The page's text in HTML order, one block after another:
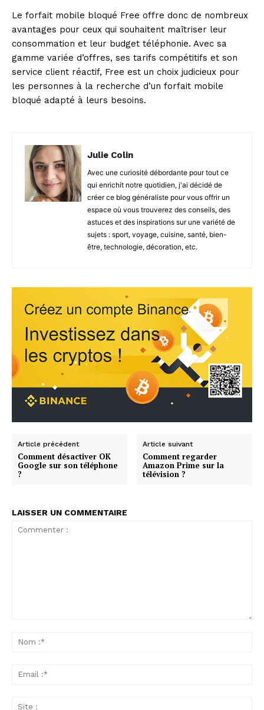
Le forfait mobile bloqué Free offre donc de nombreux
avantages pour ceux qui souhaitent maîtriser leur
consommation et leur budget téléphonie. Avec sa
gamme variée d’offres, ses tarifs compétitifs et son
service client réactif, Free est un choix judicieux pour
les personnes à la recherche d’un forfait mobile
bloqué adapté à leurs besoins.
Julie Colin
Avec une curiosité débordante pour tout ce
qui enrichit notre quotidien, j'ai décidé de
créer ce blog généraliste pour vous offrir un
espace où vous trouverez des conseils, des
astuces et des inspirations sur une variété de
sujets : sport, voyage, cuisine, santé, bien-
être, technologie, décoration, etc.
Article précédent
Comment désactiver OK
Google sur son téléphone
?
Article suivant
Comment regarder
Amazon Prime sur la
télévision ?
LAISSER UN COMMENTAIRE